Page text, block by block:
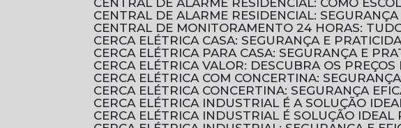
CENTRAL DE ALARME RESIDENCIAL: COMO
CENTRAL DE ALARME RESIDENCIAL:
CENTRAL DE MONITORAMENTO 24 HORAS:
CERCA ELÉTRICA CASA: SEGURANÇA E
CERCA ELÉTRICA PARA CASA: SEGURANÇA E
CERCA ELÉTRICA VALOR: DESCUBRA OS
CERCA ELÉTRICA COM CONCERTINA:
CERCA ELÉTRICA CONCERTINA: SEGURANÇA
CERCA ELÉTRICA INDUSTRIAL É A SOLUÇÃO
CERCA ELÉTRICA INDUSTRIAL É SOLUÇÃO